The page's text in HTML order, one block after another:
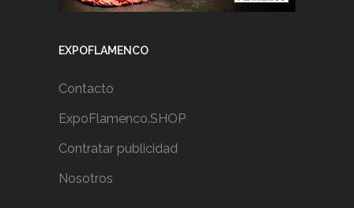
EXPOFLAMENCO
Contacto
ExpoFlamenco.SHOP
Contratar publicidad
Nosotros